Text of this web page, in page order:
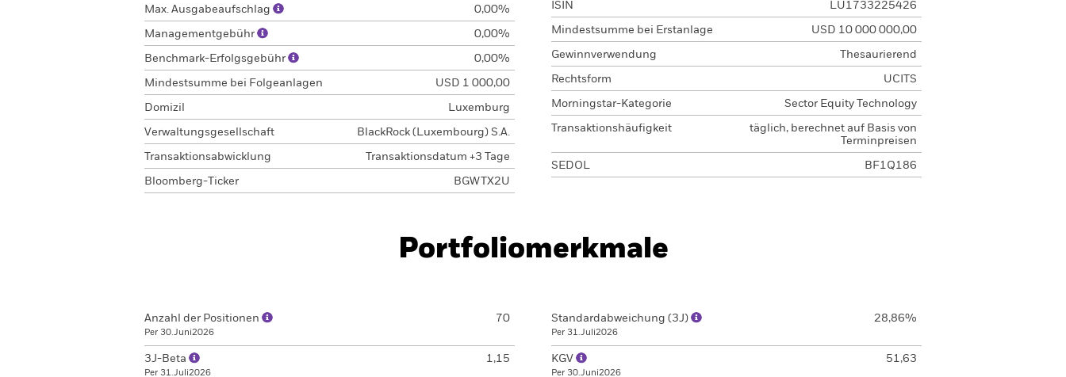
Max. Ausgabeaufschlag 0,00%
Managementgebühr 0,00%
Benchmark-Erfolgsgebühr 0,00%
Mindestsumme bei Folgeanlagen USD 1 000,00
Domizil Luxemburg
Verwaltungsgesellschaft BlackRock (Luxembourg) S.A.
Transaktionsabwicklung Transaktionsdatum +3 Tage
Bloomberg-Ticker BGWTX2U
ISIN LU1733225426
Mindestsumme bei Erstanlage USD 10 000 000,00
Gewinnverwendung Thesaurierend
Rechtsform UCITS
Morningstar-Kategorie Sector Equity Technology
Transaktionshäufigkeit
täglich, berechnet auf Basis von
Terminpreisen
SEDOL BF1Q186
Portfoliomerkmale
Anzahl der Positionen
Per 30.Juni2026
70
3J-Beta
Per 31.Juli2026
1,15
Standardabweichung (3J)
Per 31.Juli2026
28,86%
KGV
Per 30.Juni2026
51,63